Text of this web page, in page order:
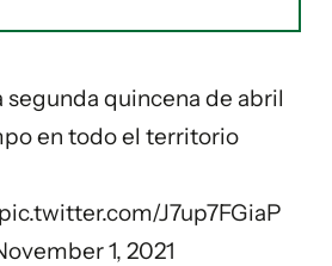
segunda quincena de abril
en todo el territorio
pic.twitter.com/J7up7FGiaP
1, 2021